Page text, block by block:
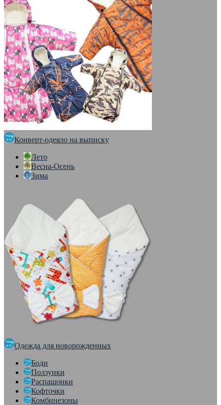
Конверт-одеяло на выписку
Лето
Весна-Осень
Зима
Одежда для новорожденных
Боди
Ползунки
Распашонки
Кофточки
Комбинезоны